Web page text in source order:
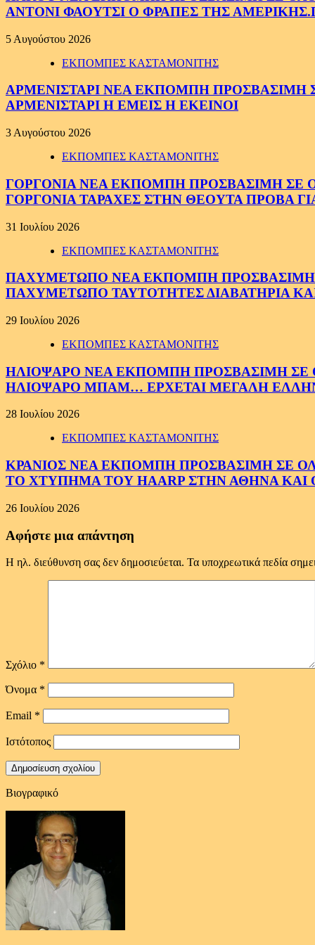
ΑΝΤΟΝΙ ΦΑΟΥΤΣΙ Ο ΦΡΑΠΕΣ ΤΗΣ
5 Αυγούστου 2026
ΕΚΠΟΜΠΕΣ ΚΑΣΤΑΜΟΝΙΤΗΣ
ΑΡΜΕΝΙΣΤΑΡΙ ΝΕΑ ΕΚΠΟΜΠΗ ΠΡΟΣΒΑΣΙΜΗ
ΑΡΜΕΝΙΣΤΑΡΙ Η ΕΜΕΙΣ Η ΕΚΕΙΝΟΙ
3 Αυγούστου 2026
ΕΚΠΟΜΠΕΣ ΚΑΣΤΑΜΟΝΙΤΗΣ
ΓΟΡΓΟΝΙΑ ΝΕΑ ΕΚΠΟΜΠΗ ΠΡΟΣΒΑΣΙΜΗ ΣΕ
ΓΟΡΓΟΝΙΑ ΤΑΡΑΧΕΣ ΣΤΗΝ ΘΕΟΥΤΑ ΠΡΟΒΑ
31 Ιουλίου 2026
ΕΚΠΟΜΠΕΣ ΚΑΣΤΑΜΟΝΙΤΗΣ
ΠΑΧΥΜΕΤΩΠΟ ΝΕΑ ΕΚΠΟΜΠΗ ΠΡΟΣΒΑΣΙΜΗ
ΠΑΧΥΜΕΤΩΠΟ ΤΑΥΤΟΤΗΤΕΣ ΔΙΑΒΑΤΗΡΙΑ
29 Ιουλίου 2026
ΕΚΠΟΜΠΕΣ ΚΑΣΤΑΜΟΝΙΤΗΣ
ΗΛΙΟΨΑΡΟ ΝΕΑ ΕΚΠΟΜΠΗ ΠΡΟΣΒΑΣΙΜΗ ΣΕ
ΗΛΙΟΨΑΡΟ ΜΠΑΜ… ΕΡΧΕΤΑΙ ΜΕΓΑΛΗ
28 Ιουλίου 2026
ΕΚΠΟΜΠΕΣ ΚΑΣΤΑΜΟΝΙΤΗΣ
ΚΡΑΝΙΟΣ ΝΕΑ ΕΚΠΟΜΠΗ ΠΡΟΣΒΑΣΙΜΗ ΣΕ
ΤΟ ΧΤΥΠΗΜΑ ΤΟΥ HAARP ΣΤΗΝ ΑΘΗΝΑ
26 Ιουλίου 2026
Αφήστε μια απάντηση
Η ηλ. διεύθυνση σας δεν δημοσιεύεται. Τα υποχρεωτικά πεδία
Σχόλιο *
Όνομα *
Email *
Ιστότοπος
Βιογραφικό